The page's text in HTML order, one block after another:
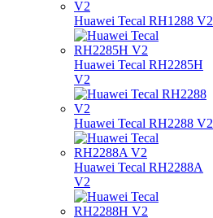
Huawei Tecal RH1288 V2
Huawei Tecal RH2285H
V2
Huawei Tecal RH2288 V2
Huawei Tecal RH2288A
V2